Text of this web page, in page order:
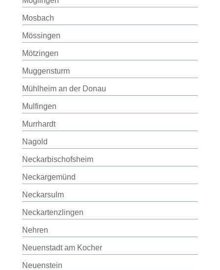
Mosbach
Mössingen
Mötzingen
Muggensturm
Mühlheim an der Donau
Mulfingen
Murrhardt
Nagold
Neckarbischofsheim
Neckargemünd
Neckarsulm
Neckartenzlingen
Nehren
Neuenstadt am Kocher
Neuenstein